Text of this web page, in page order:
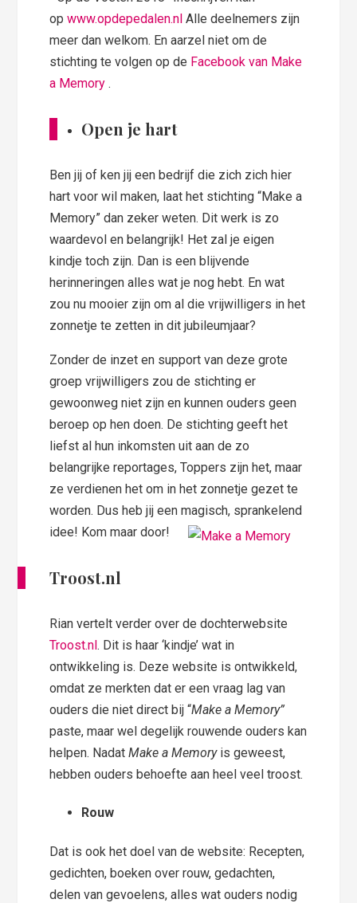
opwww.opdepedalen.nl Alle deelnemers zijn
meer dan welkom. En aarzel niet om de
stichting te volgen op de Facebook van Make
a Memory .
Open je hart
Ben jij of ken jij een bedrijf die zich zich hier
hart voor wil maken, laat het stichting “Make a
Memory” dan zeker weten. Dit werk is zo
waardevol en belangrijk! Het zal je eigen
kindje toch zijn. Dan is een blijvende
herinneringen alles wat je nog hebt. En wat
zou nu mooier zijn om al die vrijwilligers in het
zonnetje te zetten in dit jubileumjaar?
Zonder de inzet en support van deze grote
groep vrijwilligers zou de stichting er
gewoonweg niet zijn en kunnen ouders geen
beroep op hen doen. De stichting geeft het
liefst al hun inkomsten uit aan de zo
belangrijke reportages, Toppers zijn het, maar
ze verdienen het om in het zonnetje gezet te
worden. Dus heb jij een magisch, sprankelend
idee! Kom maar door!
Troost.nl
Rian vertelt verder over de dochterwebsite
Troost.nl. Dit is haar ‘kindje’ wat in
ontwikkeling is. Deze website is ontwikkeld,
omdat ze merkten dat er een vraag lag van
ouders die niet direct bij “Make a Memory”
paste, maar wel degelijk rouwende ouders kan
helpen. NadatMake a Memoryis geweest,
hebben ouders behoefte aan heel veel troost.
Rouw
Dat is ook het doel van de website: Recepten,
gedichten, boeken over rouw, gedachten,
delen van gevoelens, alles wat ouders nodig